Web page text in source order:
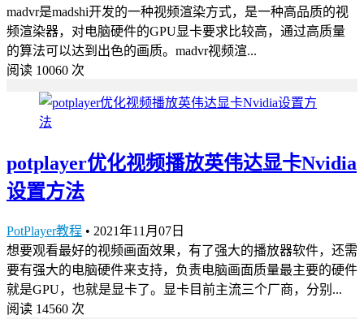
madvr是madshi开发的一种视频渲染方式，是一种高品质的视
频渲染器，对电脑硬件的GPU显卡要求比较高，通过高质量
的算法可以达到出色的画质。madvr视频渲...
阅读 10060 次
potplayer优化视频播放英伟达显卡Nvidia
设置方法
PotPlayer教程 • 2021年11月07日
想要观看最好的视频画面效果，有了强大的播放器软件，还需
要有强大的电脑硬件来支持，负责电脑画面质量最主要的硬件
就是GPU，也就是显卡了。显卡目前主流三个厂商，分别...
阅读 14560 次